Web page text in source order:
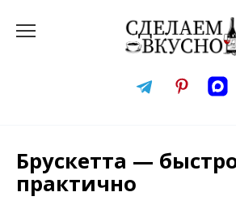
Брускетта —
практично